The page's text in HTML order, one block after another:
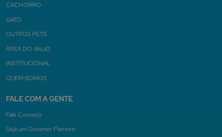
CACHORRO
GATO
OUTROS PETS
ÁREA DO ANJO
INSTITUCIONAL
QUEM SOMOS
FALE COM A GENTE
Fale Conosco
Seja um Groomer Parceiro